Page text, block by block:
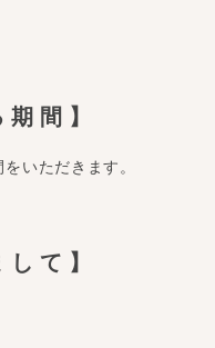
間】
いただきます。
て】